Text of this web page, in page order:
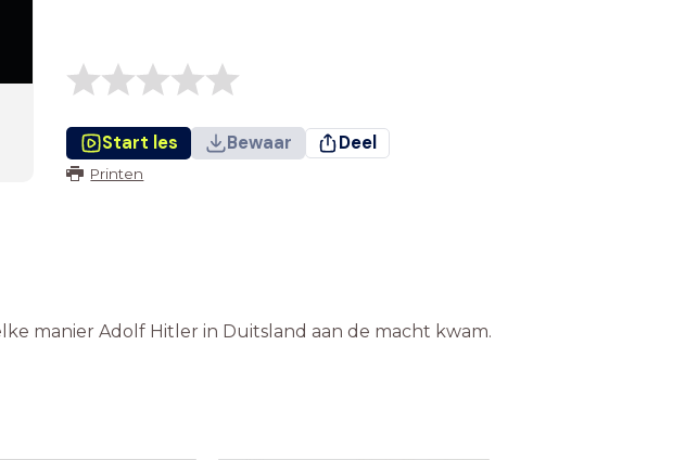
Start les Bewaar Deel
Printen
manier Adolf Hitler in Duitsland aan de macht kwam.